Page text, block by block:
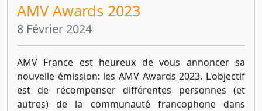
AMV Awards 2023
8 Février 2024
AMV France est heureux de vous annoncer sa
nouvelle émission: les AMV Awards 2023. L'objectif
est de récompenser différentes personnes (et
autres) de la communauté francophone dans